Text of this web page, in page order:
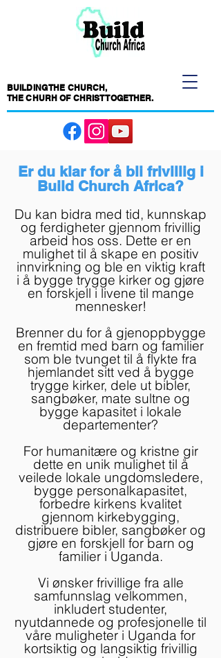
BUILDING THE CHURCH,
THE CHURH OF CHRIST TOGETHER.
Er du klar for å bli frivillig i
Build Church Africa?
Du kan bidra med tid, kunnskap
og ferdigheter gjennom frivillig
arbeid hos oss. Dette er en
mulighet til å skape en positiv
innvirkning og ble en viktig kraft
i å bygge trygge kirker og gjøre
en forskjell i livene til mange
mennesker!
Brenner du for å gjenoppbygge
en fremtid med barn og familier
som ble tvunget til å flykte fra
hjemlandet sitt ved å bygge
trygge kirker, dele ut bibler,
sangbøker, mate sultne og
bygge kapasitet i lokale
departementer?
For humanitære og kristne gir
dette en unik mulighet til å
veilede lokale ungdomsledere,
bygge personalkapasitet,
forbedre kirkens kvalitet
gjennom kirkebygging,
distribuere bibler, sangbøker og
gjøre en forskjell for barn og
familier i Uganda.
Vi ønsker frivillige fra alle
samfunnslag velkommen,
inkludert studenter,
nyutdannede og profesjonelle til
våre muligheter i Uganda for
kortsiktig og langsiktig frivillig